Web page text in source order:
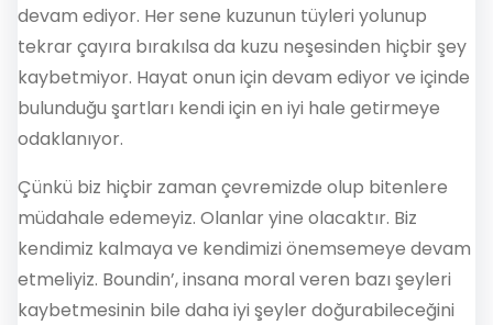
devam ediyor. Her sene kuzunun tüyleri yolunup
tekrar çayıra bırakılsa da kuzu neşesinden hiçbir şey
kaybetmiyor. Hayat onun için devam ediyor ve içinde
bulunduğu şartları kendi için en iyi hale getirmeye
odaklanıyor.
Çünkü biz hiçbir zaman çevremizde olup bitenlere
müdahale edemeyiz. Olanlar yine olacaktır. Biz
kendimiz kalmaya ve kendimizi önemsemeye devam
etmeliyiz. Boundin’, insana moral veren bazı şeyleri
kaybetmesinin bile daha iyi şeyler doğurabileceğini